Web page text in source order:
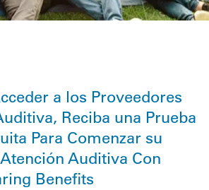
a los Proveedores
Reciba una Prueba
Para Comenzar su
Auditiva Con
Benefits